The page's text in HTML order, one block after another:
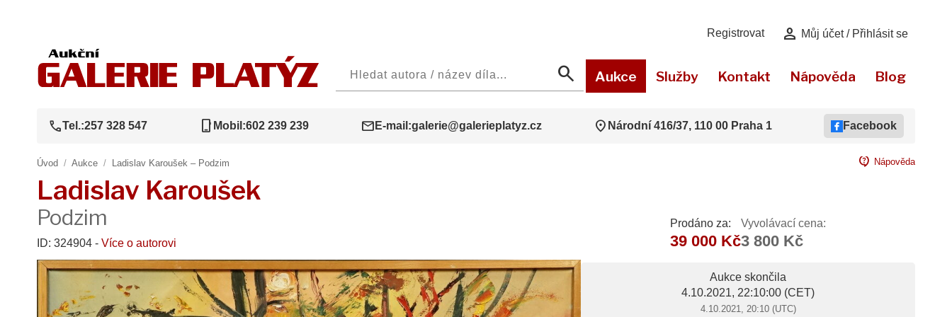
Registrovat person Můj účet / Přihlásit se
search Aukce Služby Kontakt Nápověda Blog
callTel.:257 328 547 phone_iphone Mobil:602 239 239 mail E-mail:galerie@galerieplatyz.cz location_on Národní 416/37, 110 00 Praha 1 Facebook
Úvod / Aukce / Ladislav Karoušek – Podzim contact_support Nápověda
Ladislav Karoušek
Podzim
ID: 324904 - Více o autorovi
Prodáno za:
39 000 Kč
Vyvolávací cena:
3 800 Kč
Aukce skončila
4.10.2021, 22:10:00 (CET)
4.10.2021, 20:10 (UTC)